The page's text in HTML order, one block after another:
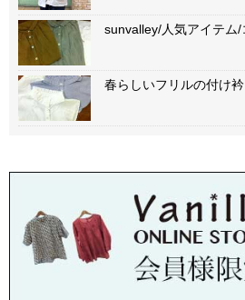
sunvalley/人気アイテム/
春らしいフリルの付け衿